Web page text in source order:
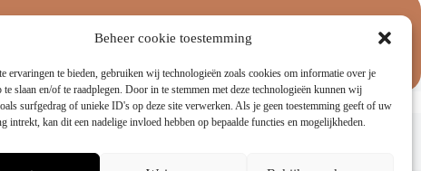
Beheer cookie toestemming
ervaringen te bieden, gebruiken wij technologieën zoals cookies om informatie over je
te slaan en/of te raadplegen. Door in te stemmen met deze technologieën kunnen wij
surfgedrag of unieke ID's op deze site verwerken. Als je geen toestemming geeft of uw
intrekt, kan dit een nadelige invloed hebben op bepaalde functies en mogelijkheden.
Aanbiedingen
Juridisch
Verzendbeleid
Retourneren & Ruilen